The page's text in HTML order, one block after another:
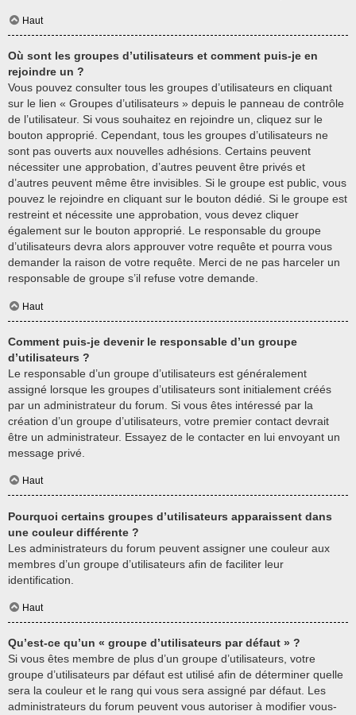
Haut
Où sont les groupes d’utilisateurs et comment puis-je en
rejoindre un ?
Vous pouvez consulter tous les groupes d’utilisateurs en cliquant
sur le lien « Groupes d’utilisateurs » depuis le panneau de contrôle
de l’utilisateur. Si vous souhaitez en rejoindre un, cliquez sur le
bouton approprié. Cependant, tous les groupes d’utilisateurs ne
sont pas ouverts aux nouvelles adhésions. Certains peuvent
nécessiter une approbation, d’autres peuvent être privés et
d’autres peuvent même être invisibles. Si le groupe est public, vous
pouvez le rejoindre en cliquant sur le bouton dédié. Si le groupe est
restreint et nécessite une approbation, vous devez cliquer
également sur le bouton approprié. Le responsable du groupe
d’utilisateurs devra alors approuver votre requête et pourra vous
demander la raison de votre requête. Merci de ne pas harceler un
responsable de groupe s’il refuse votre demande.
Haut
Comment puis-je devenir le responsable d’un groupe
d’utilisateurs ?
Le responsable d’un groupe d’utilisateurs est généralement
assigné lorsque les groupes d’utilisateurs sont initialement créés
par un administrateur du forum. Si vous êtes intéressé par la
création d’un groupe d’utilisateurs, votre premier contact devrait
être un administrateur. Essayez de le contacter en lui envoyant un
message privé.
Haut
Pourquoi certains groupes d’utilisateurs apparaissent dans
une couleur différente ?
Les administrateurs du forum peuvent assigner une couleur aux
membres d’un groupe d’utilisateurs afin de faciliter leur
identification.
Haut
Qu’est-ce qu’un « groupe d’utilisateurs par défaut » ?
Si vous êtes membre de plus d’un groupe d’utilisateurs, votre
groupe d’utilisateurs par défaut est utilisé afin de déterminer quelle
sera la couleur et le rang qui vous sera assigné par défaut. Les
administrateurs du forum peuvent vous autoriser à modifier vous-